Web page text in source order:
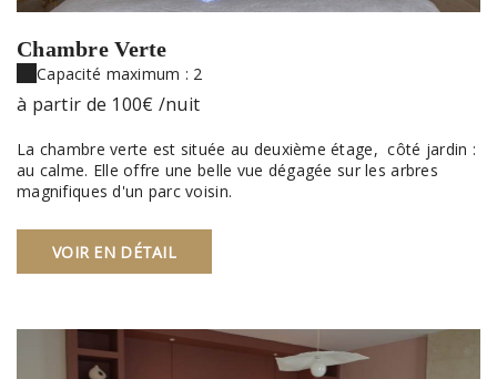
Chambre Verte
Capacité maximum : 2
à partir de 100€ /nuit
La chambre verte est située au deuxième étage, côté jardin :
au calme. Elle offre une belle vue dégagée sur les arbres
magnifiques d'un parc voisin.
VOIR EN DÉTAIL